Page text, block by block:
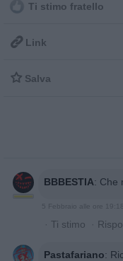
Ti stimo fratello
 Link
 Salva
BBBESTIA: Che
5 Febbraio alle ore 19:18
· Ti stimo ·
Pastafariano: